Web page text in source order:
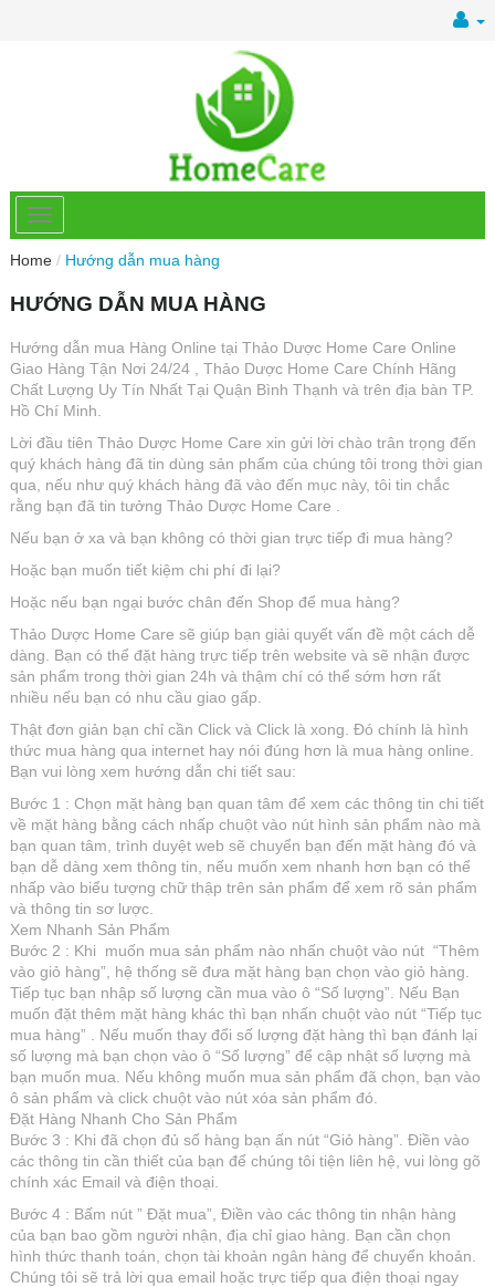
Home / Hướng dẫn mua hàng
HƯỚNG DẪN MUA HÀNG
Hướng dẫn mua Hàng Online tại Thảo Dược Home Care Online
Giao Hàng Tận Nơi 24/24 , Thảo Dược Home Care Chính Hãng
Chất Lượng Uy Tín Nhất Tại Quận Bình Thạnh và trên địa bàn TP.
Hồ Chí Minh.
Lời đầu tiên Thảo Dược Home Care xin gửi lời chào trân trọng đến
quý khách hàng đã tin dùng sản phẩm của chúng tôi trong thời gian
qua, nếu như quý khách hàng đã vào đến mục này, tôi tin chắc
rằng bạn đã tin tưởng Thảo Dược Home Care .
Nếu bạn ở xa và bạn không có thời gian trực tiếp đi mua hàng?
Hoặc bạn muốn tiết kiệm chi phí đi lại?
Hoặc nếu bạn ngại bước chân đến Shop để mua hàng?
Thảo Dược Home Care sẽ giúp bạn giải quyết vấn đề một cách dễ
dàng. Bạn có thể đặt hàng trực tiếp trên website và sẽ nhận được
sản phẩm trong thời gian 24h và thậm chí có thể sớm hơn rất
nhiều nếu bạn có nhu cầu giao gấp.
Thật đơn giản bạn chỉ cần Click và Click là xong. Đó chính là hình
thức mua hàng qua internet hay nói đúng hơn là mua hàng online.
Bạn vui lòng xem hướng dẫn chi tiết sau:
Bước 1 : Chọn mặt hàng bạn quan tâm để xem các thông tin chi tiết
về mặt hàng bằng cách nhấp chuột vào nút hình sản phẩm nào mà
bạn quan tâm, trình duyệt web sẽ chuyển bạn đến mặt hàng đó và
bạn dễ dàng xem thông tin, nếu muốn xem nhanh hơn bạn có thể
nhấp vào biểu tượng chữ thập trên sản phẩm để xem rõ sản phẩm
và thông tin sơ lược.
Xem Nhanh Sản Phẩm
Bước 2 : Khi muốn mua sản phẩm nào nhấn chuột vào nút “Thêm
vào giỏ hàng”, hệ thống sẽ đưa mặt hàng bạn chọn vào giỏ hàng.
Tiếp tục bạn nhập số lượng cần mua vào ô “Số lượng”. Nếu Bạn
muốn đặt thêm mặt hàng khác thì bạn nhấn chuột vào nút “Tiếp tục
mua hàng” . Nếu muốn thay đổi số lượng đặt hàng thì bạn đánh lại
số lượng mà bạn chọn vào ô “Số lượng” để cập nhật số lượng mà
bạn muốn mua. Nếu không muốn mua sản phẩm đã chọn, bạn vào
ô sản phẩm và click chuột vào nút xóa sản phẩm đó.
Đặt Hàng Nhanh Cho Sản Phẩm
Bước 3 : Khi đã chọn đủ số hàng bạn ấn nút “Giỏ hàng”. Điền vào
các thông tin cần thiết của bạn để chúng tôi tiện liên hệ, vui lòng gõ
chính xác Email và điện thoại.
Bước 4 : Bấm nút ” Đặt mua”, Điền vào các thông tin nhận hàng
của bạn bao gồm người nhận, địa chỉ giao hàng. Bạn cần chọn
hình thức thanh toán, chọn tài khoản ngân hàng để chuyển khoản.
Chúng tôi sẽ trả lời qua email hoặc trực tiếp qua điện thoại ngay